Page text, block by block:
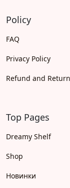
Policy
FAQ
Privacy Policy
Refund and
Top Pages
Dreamy Shelf
Shop
Новинки